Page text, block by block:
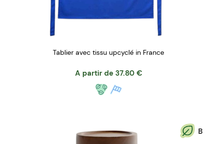
Tablier avec tissu upcyclé in France
A partir de 37.80 €
B